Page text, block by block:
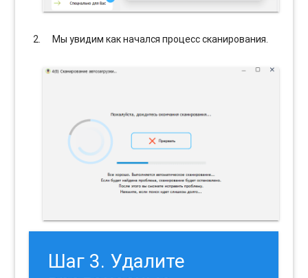
Мы увидим как начался процесс сканирования.
Шаг 3. Удалите